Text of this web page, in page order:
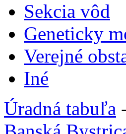
Sekcia vôd
Geneticky
Verejné
Iné
Úradná tabuľa